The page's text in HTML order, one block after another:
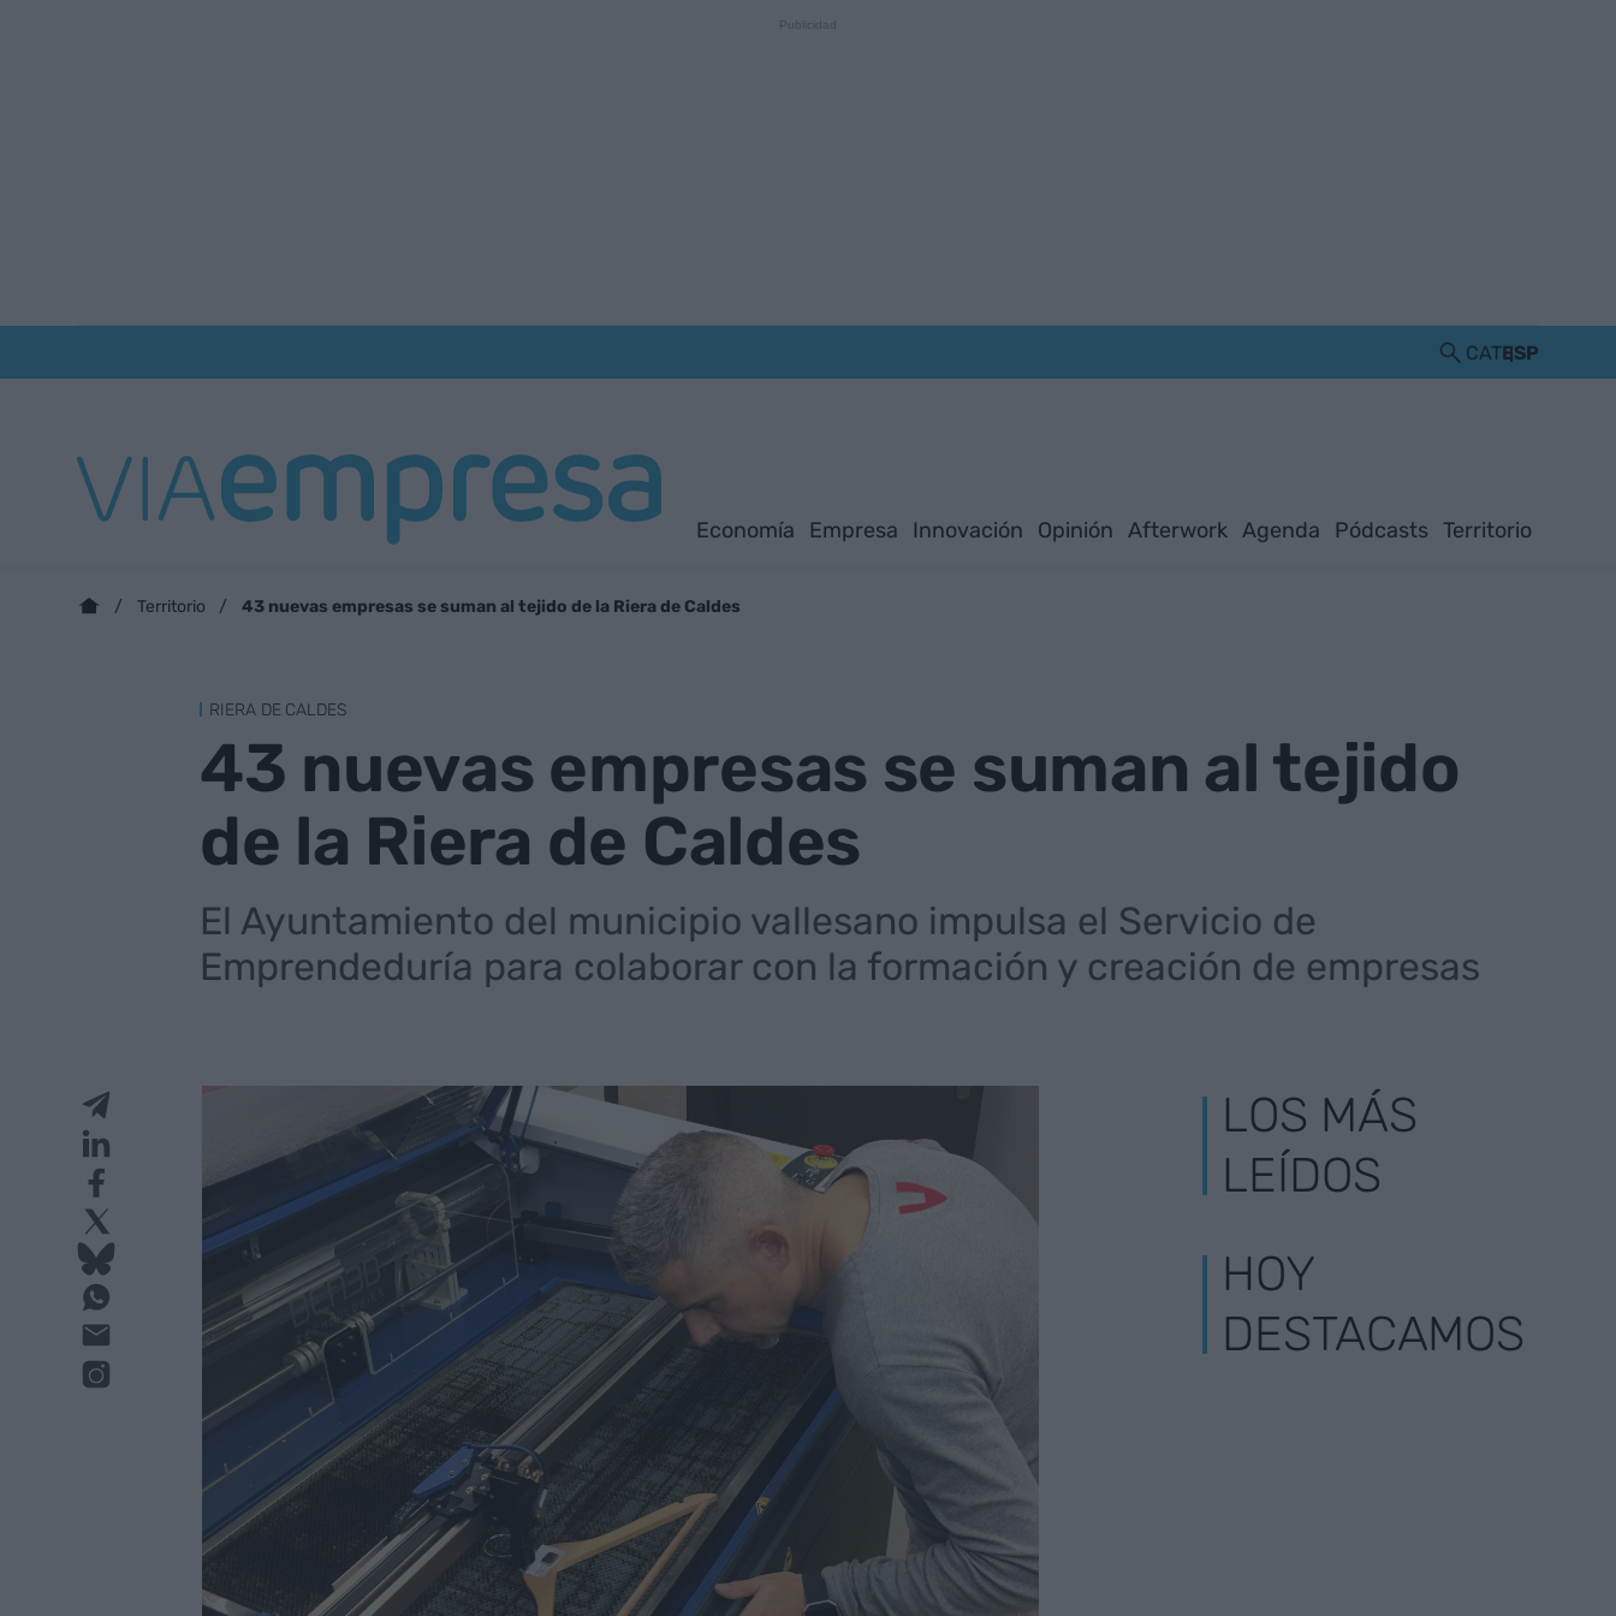
CATESP
Economía Empresa Innovación Opinión Afterwork Agenda Pódcasts Territorio
Territorio 43 nuevas empresas se suman al tejido de la Riera de Caldes
RIERA DE CALDES
43 nuevas empresas se suman al tejido
de la Riera de Caldes
El Ayuntamiento del municipio vallesano impulsa el Servicio de
Emprendeduría para colaborar con la formación y creación de empresas
LOS MÁS
LEÍDOS
HOY
DESTACAMOS